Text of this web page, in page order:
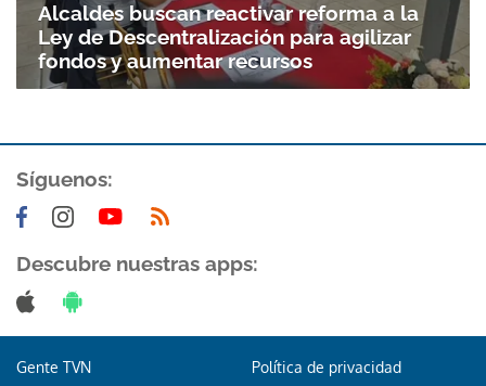
Alcaldes buscan reactivar reforma a la
Ley de Descentralización para agilizar
fondos y aumentar recursos
Síguenos:
Descubre nuestras apps:
Gente TVN Política de privacidad